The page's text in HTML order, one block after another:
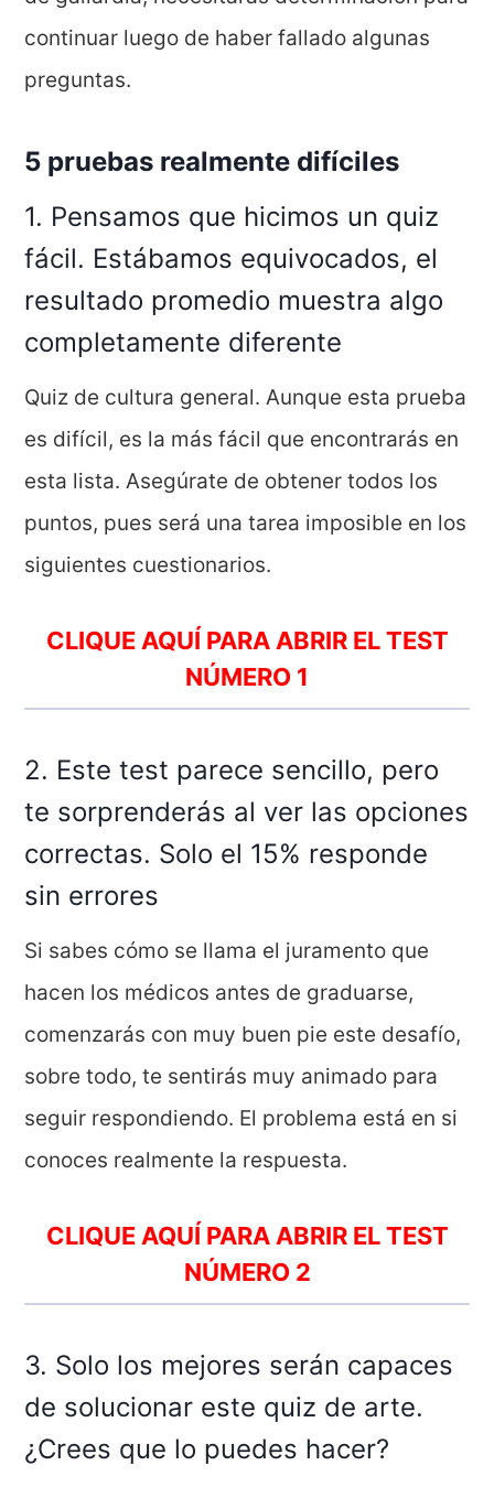
continuar luego de haber fallado algunas
preguntas.
5 pruebas realmente difíciles
1. Pensamos que hicimos un quiz
fácil. Estábamos equivocados, el
resultado promedio muestra algo
completamente diferente
Quiz de cultura general. Aunque esta prueba
es difícil, es la más fácil que encontrarás en
esta lista. Asegúrate de obtener todos los
puntos, pues será una tarea imposible en los
siguientes cuestionarios.
CLIQUE AQUÍ PARA ABRIR EL TEST
NÚMERO 1
2. Este test parece sencillo, pero
te sorprenderás al ver las opciones
correctas. Solo el 15% responde
sin errores
Si sabes cómo se llama el juramento que
hacen los médicos antes de graduarse,
comenzarás con muy buen pie este desafío,
sobre todo, te sentirás muy animado para
seguir respondiendo. El problema está en si
conoces realmente la respuesta.
CLIQUE AQUÍ PARA ABRIR EL TEST
NÚMERO 2
3. Solo los mejores serán capaces
de solucionar este quiz de arte.
¿Crees que lo puedes hacer?